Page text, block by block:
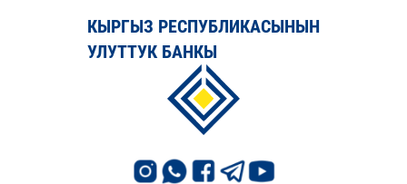
КЫРГЫЗ РЕСПУБЛИКАСЫНЫН
УЛУТТУК БАНКЫ